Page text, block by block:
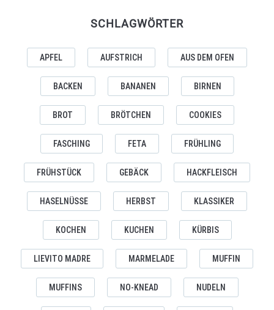
SCHLAGWÖRTER
APFEL AUFSTRICH AUS DEM OFEN
BACKEN BANANEN BIRNEN
BROT BRÖTCHEN COOKIES
FASCHING FETA FRÜHLING
FRÜHSTÜCK GEBÄCK HACKFLEISCH
HASELNÜSSE HERBST KLASSIKER
KOCHEN KUCHEN KÜRBIS
LIEVITO MADRE MARMELADE MUFFIN
MUFFINS NO-KNEAD NUDELN